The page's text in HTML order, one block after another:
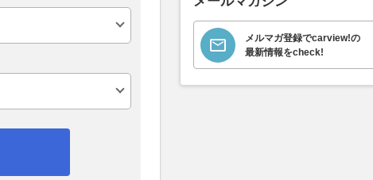
メルマガ登録でcarview!の
最新情報をcheck!